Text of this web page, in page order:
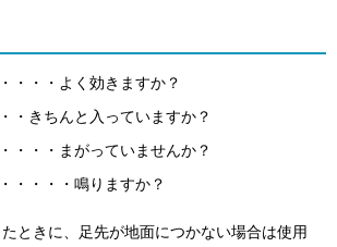
・・・よく効きますか？
・きちんと入っていますか？
・・・まがっていませんか？
・・・・鳴りますか？
ときに、足先が地面につかない場合は使用